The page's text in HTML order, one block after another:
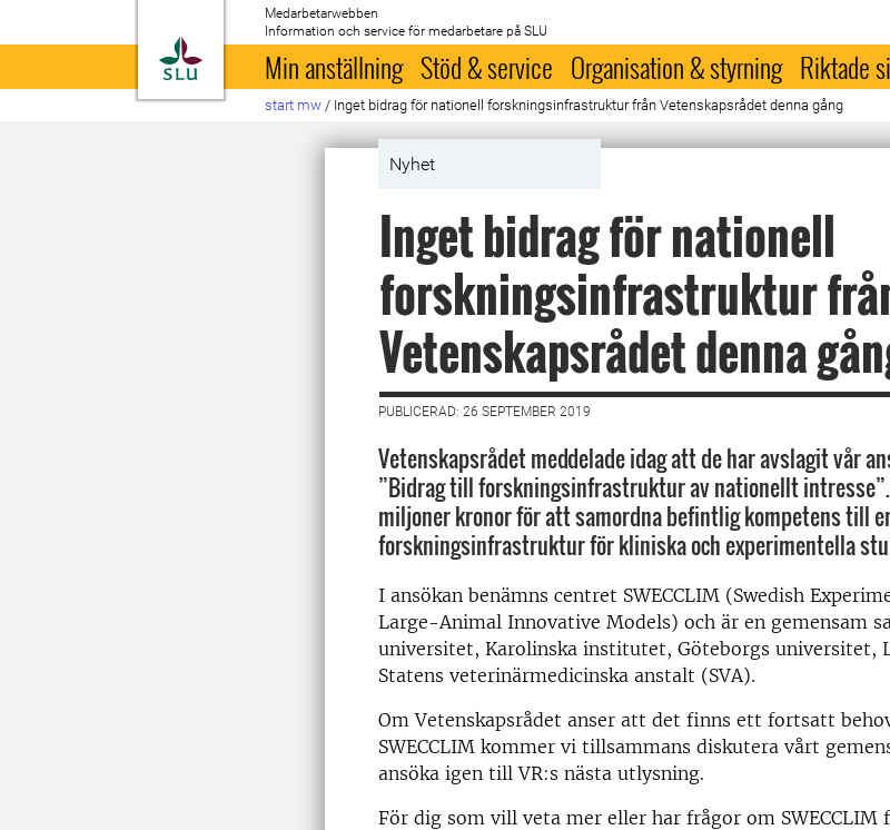
Till startsida
Medarbetarwebben
Information och service för medarbetare på SLU
Min anställning Stöd & service Organisation & styrning Riktade
start mw / Inget bidrag för nationell forskningsinfrastruktur från Vetenskapsrådet denna gång
Nyhet
Inget bidrag för nationell
forskningsinfrastruktur
Vetenskapsrådet denna
PUBLICERAD: 26 SEPTEMBER 2019
Vetenskapsrådet meddelade idag att de har avslagit vår
”Bidrag till forskningsinfrastruktur av nationellt
miljoner kronor för att samordna befintlig kompetens till
forskningsinfrastruktur för kliniska och experimentella
I ansökan benämns centret SWECCLIM (Swedish
Large-Animal Innovative Models) och är en gemensam
universitet, Karolinska institutet, Göteborgs universitet,
Statens veterinärmedicinska anstalt (SVA).
Om Vetenskapsrådet anser att det finns ett fortsatt
SWECCLIM kommer vi tillsammans diskutera vårt
ansöka igen till VR:s nästa utlysning.
För dig som vill veta mer eller har frågor om